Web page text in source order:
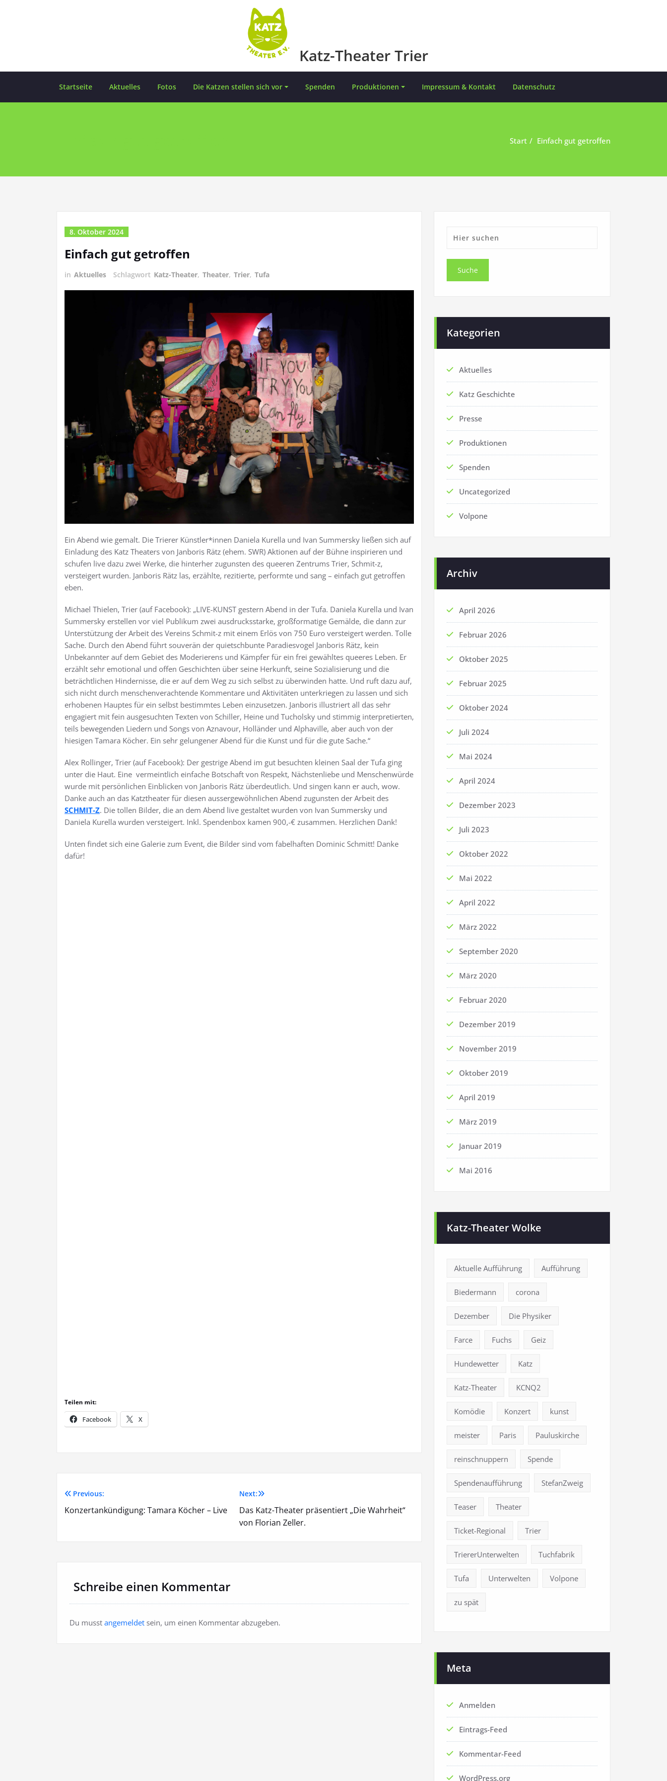
Katz-Theater Trier
Startseite Aktuelles Fotos Die Katzen stellen sich vor Spenden Produktionen Impressum & Kontakt Datenschutz
Start Einfach gut getroffen
8. Oktober 2024
Einfach gut getroffen
in Aktuelles Schlagwort Katz-Theater, Theater, Trier, Tufa
Ein Abend wie gemalt. Die Trierer Künstler*innen Daniela Kurella und Ivan Summersky ließen sich auf
Einladung des Katz Theaters von Janboris Rätz (ehem. SWR) Aktionen auf der Bühne inspirieren und
schufen live dazu zwei Werke, die hinterher zugunsten des queeren Zentrums Trier, Schmit-z,
versteigert wurden. Janboris Rätz las, erzählte, rezitierte, performte und sang – einfach gut getroffen
eben.
Michael Thielen, Trier (auf Facebook): „LIVE-KUNST gestern Abend in der Tufa. Daniela Kurella und Ivan
Summersky erstellen vor viel Publikum zwei ausdrucksstarke, großformatige Gemälde, die dann zur
Unterstützung der Arbeit des Vereins Schmit-z mit einem Erlös von 750 Euro versteigert werden. Tolle
Sache. Durch den Abend führt souverän der quietschbunte Paradiesvogel Janboris Rätz, kein
Unbekannter auf dem Gebiet des Moderierens und Kämpfer für ein frei gewähltes queeres Leben. Er
erzählt sehr emotional und offen Geschichten über seine Herkunft, seine Sozialisierung und die
beträchtlichen Hindernisse, die er auf dem Weg zu sich selbst zu überwinden hatte. Und ruft dazu auf,
sich nicht durch menschenverachtende Kommentare und Aktivitäten unterkriegen zu lassen und sich
erhobenen Hauptes für ein selbst bestimmtes Leben einzusetzen. Janboris illustriert all das sehr
engagiert mit fein ausgesuchten Texten von Schiller, Heine und Tucholsky und stimmig interpretierten,
teils bewegenden Liedern und Songs von Aznavour, Holländer und Alphaville, aber auch von der
hiesigen Tamara Köcher. Ein sehr gelungener Abend für die Kunst und für die gute Sache.“
Alex Rollinger, Trier (auf Facebook): Der gestrige Abend im gut besuchten kleinen Saal der Tufa ging
unter die Haut. Eine vermeintlich einfache Botschaft von Respekt, Nächstenliebe und Menschenwürde
wurde mit persönlichen Einblicken von Janboris Rätz überdeutlich. Und singen kann er auch, wow.
Danke auch an das Katztheater für diesen aussergewöhnlichen Abend zugunsten der Arbeit des
SCHMIT-Z. Die tollen Bilder, die an dem Abend live gestaltet wurden von Ivan Summersky und
Daniela Kurella wurden versteigert. Inkl. Spendenbox kamen 900,-€ zusammen. Herzlichen Dank!
Unten findet sich eine Galerie zum Event, die Bilder sind vom fabelhaften Dominic Schmitt! Danke
dafür!
Teilen mit:
Facebook X
Beitragsnavigation
Previous:
Konzertankündigung: Tamara Köcher – Live
Next:
Das Katz-Theater präsentiert „Die Wahrheit“
von Florian Zeller.
Schreibe einen Kommentar
Du musst angemeldet sein, um einen Kommentar abzugeben.
Kategorien
Aktuelles
Katz Geschichte
Presse
Produktionen
Spenden
Uncategorized
Volpone
Archiv
April 2026
Februar 2026
Oktober 2025
Februar 2025
Oktober 2024
Juli 2024
Mai 2024
April 2024
Dezember 2023
Juli 2023
Oktober 2022
Mai 2022
April 2022
März 2022
September 2020
März 2020
Februar 2020
Dezember 2019
November 2019
Oktober 2019
April 2019
März 2019
Januar 2019
Mai 2016
Katz-Theater Wolke
Aktuelle Aufführung Aufführung
Biedermann corona
Dezember Die Physiker
Farce Fuchs Geiz
Hundewetter Katz
Katz-Theater KCNQ2
Komödie Konzert kunst
meister Paris Pauluskirche
reinschnuppern Spende
Spendenaufführung StefanZweig
Teaser Theater
Ticket-Regional Trier
TriererUnterwelten Tuchfabrik
Tufa Unterwelten Volpone
zu spät
Meta
Anmelden
Eintrags-Feed
Kommentar-Feed
WordPress.org